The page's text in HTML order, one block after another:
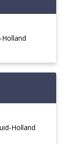
Holland
Holland